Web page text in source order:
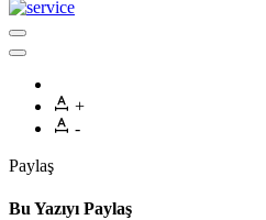
+
-
Paylaş
Bu Yazıyı Paylaş